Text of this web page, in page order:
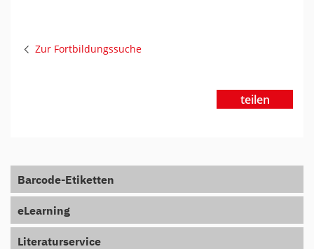
Zur Fortbildungssuche
teilen
Barcode-Etiketten
eLearning
Literaturservice